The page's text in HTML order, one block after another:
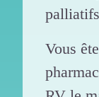
Vous